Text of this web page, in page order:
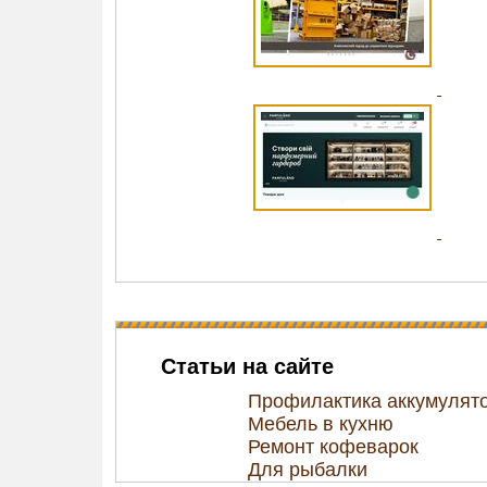
Статьи на сайте
Профилактика
Мебель в кухню
Ремонт кофеварок
Для рыбалки